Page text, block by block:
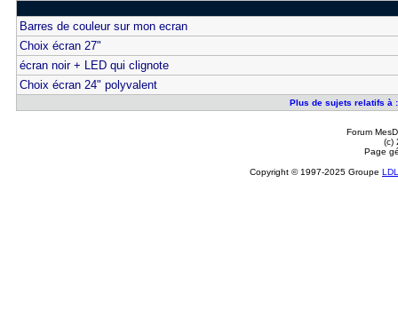
Barres de couleur sur mon ecran
Choix écran 27"
écran noir + LED qui clignote
Choix écran 24" polyvalent
Plus de sujets relatifs à
Forum
(c)
Page
Copyright © 1997-2025 Groupe